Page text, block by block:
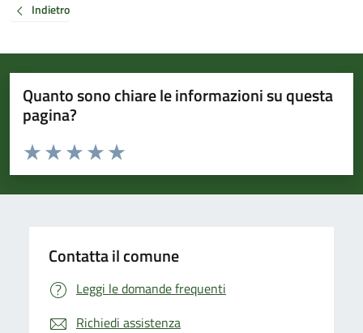
Indietro
Quanto sono chiare le informazioni su questa
pagina?
Valuta da 1 a 5 stelle la pagina
Valuta 5 stelle su 5
Valuta 4 stelle su 5
Valuta 3 stelle su 5
Valuta 2 stelle su 5
Valuta 1 stelle su 5
Contatta il comune
Leggi le domande frequenti
Richiedi assistenza